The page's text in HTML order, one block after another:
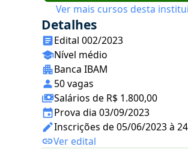
Ver mais cursos desta
Detalhes
Edital 002/2023
Nível médio
Banca IBAM
50 vagas
Salários de R$ 1.800,00
Prova dia 03/09/2023
Inscrições de 05/06/2023 à
Ver edital